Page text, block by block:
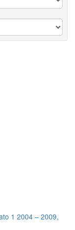
1 2004 – 2009,